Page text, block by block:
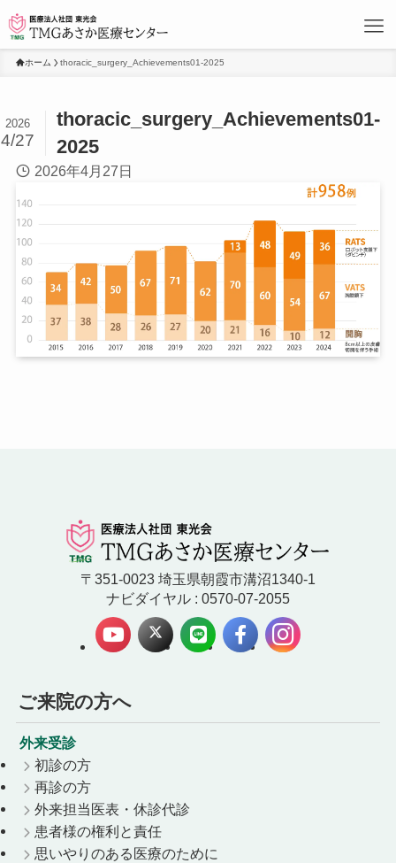
ホーム thoracic_surgery_Achievements01-2025
thoracic_surgery_Achievements01-
2025
2026
4/27
2026年4月27日
〒351-0023 埼玉県朝霞市溝沼1340-1
ナビダイヤル : 0570-07-2055
ご来院の方へ
外来受診
初診の方
再診の方
外来担当医表・休診代診
患者様の権利と責任
思いやりのある医療のために